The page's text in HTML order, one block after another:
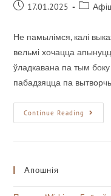
17.01.2025
Не памылімся, калі
вельмі хочацца
ўладкавана па тым
пабадзяцца па
Continue Reading
Апошнія